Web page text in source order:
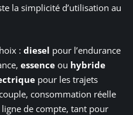
la simplicité d’utilisation au
: diesel pour l’endurance
essence ou hybride
pour les trajets
consommation réelle
de compte, tant pour